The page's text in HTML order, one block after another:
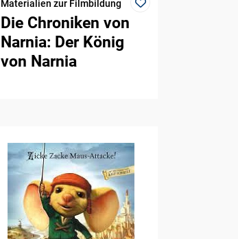
Materialien zur Filmbildung
Die Chroniken von
Narnia: Der König
von Narnia